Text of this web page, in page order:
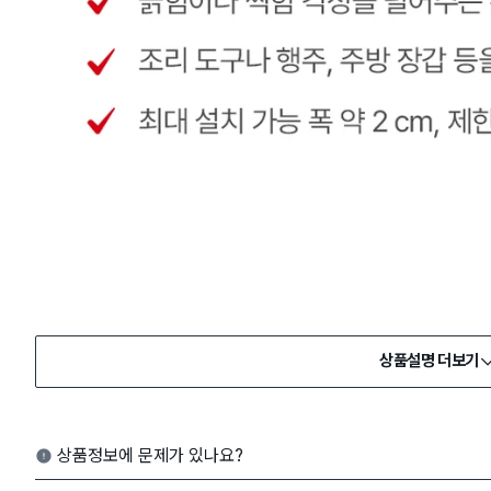
상품설명 더보기
상품정보에 문제가 있나요?